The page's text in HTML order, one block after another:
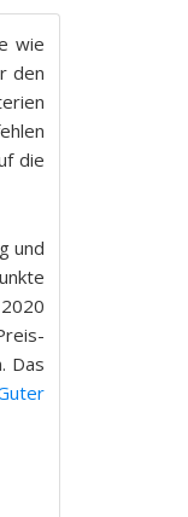
wie
den
die
und
Das